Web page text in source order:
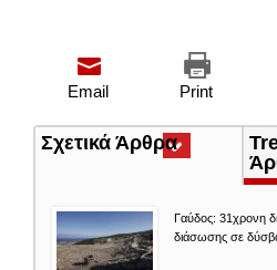
Print
Email
Σχετικά Άρθρα(ενεργή
καρτέλα)
Γαύδος: 31χρονη
διάσωσης σε